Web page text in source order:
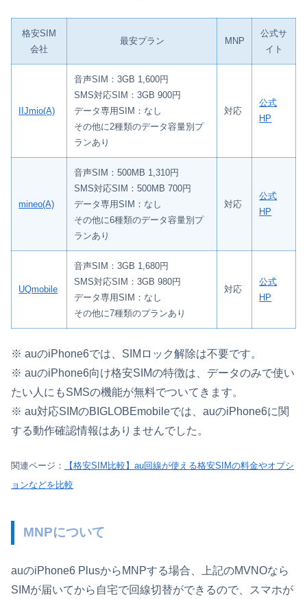
格安SIM
会社
最安プラン MNP
公式サ
イト
IIJmio(A)
音声SIM：3GB 1,600円
SMS対応SIM：3GB 900円
データ専用SIM：なし
その他に2種類のデータ容量別プ
ランあり
対応
公式
HP
mineo(A)
音声SIM：500MB 1,310円
SMS対応SIM：500MB 700円
データ専用SIM：なし
その他に6種類のデータ容量別プ
ランあり
対応
公式
HP
UQmobile
音声SIM：3GB 1,680円
SMS対応SIM：3GB 980円
データ専用SIM：なし
その他に7種類のプランあり
対応
公式
HP
※ auのiPhone6では、SIMロック解除は不要です。
※ auのiPhone6向け格安SIMの特徴は、データのみで使い
たい人にもSMSの機能が無料でついてきます。
※ au対応SIMのBIGLOBEmobileでは、auのiPhone6に関
する動作確認情報はありませんでした。
関連ページ：
【格安SIM比較】au回線が使える格安SIMの料金やオプシ
ョンなどを比較
MNPについて
auのiPhone6 PlusからMNPする場合、上記のMVNOなら
SIMが届いてから自宅で回線切替ができるので、スマホが